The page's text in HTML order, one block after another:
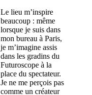
Le lieu m’inspire
beaucoup : même
lorsque je suis dans
mon bureau à Paris,
je m’imagine assis
dans les gradins du
Futuroscope à la
place du spectateur.
Je ne me perçois pas
comme un créateur